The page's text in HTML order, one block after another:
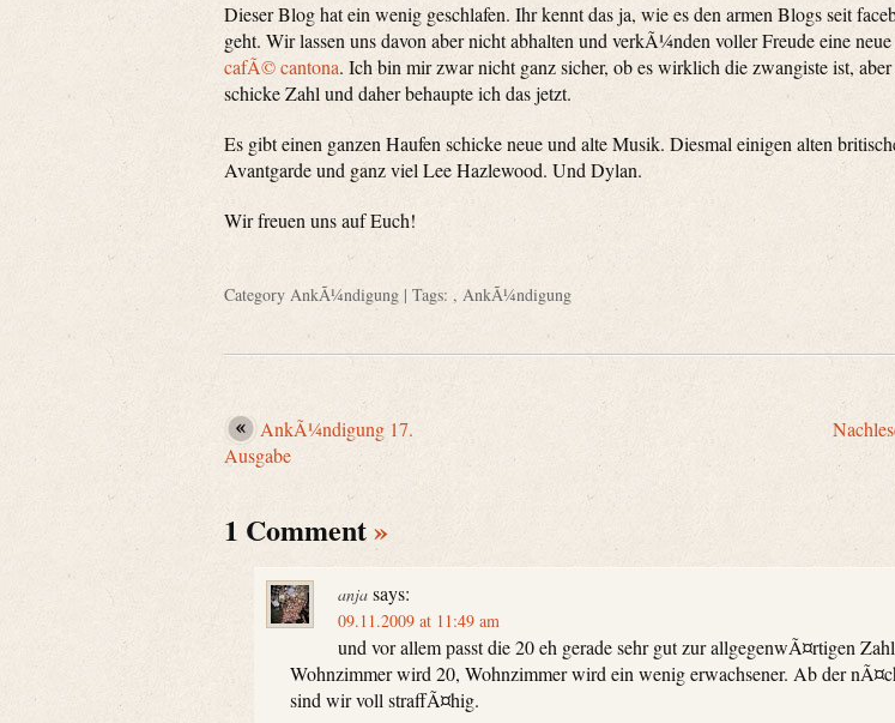
Dieser Blog hat ein wenig geschlafen. Ihr kennt das ja, wie es den armen Blogs seit
geht. Wir lassen uns davon aber nicht abhalten und verkÃ¼nden voller Freude eine
cafÃ© cantona. Ich bin mir zwar nicht ganz sicher, ob es wirklich die zwangiste ist,
schicke Zahl und daher behaupte ich das jetzt.
Es gibt einen ganzen Haufen schicke neue und alte Musik. Diesmal einigen alten
Avantgarde und ganz viel Lee Hazlewood. Und Dylan.
Wir freuen uns auf Euch!
Category AnkÃ¼ndigung | Tags: , AnkÃ¼ndigung
AnkÃ¼ndigung 17.
Ausgabe
1 Comment»
anja says:
09.11.2009 at 11:49 am
und vor allem passt die 20 eh gerade sehr gut zur allgegenwÃ¤rtigen
Wohnzimmer wird 20, Wohnzimmer wird ein wenig erwachsener. Ab der
sind wir voll straffÃ¤hig.